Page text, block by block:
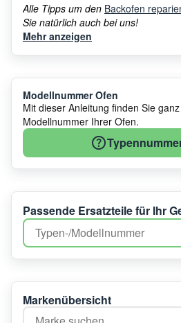
Alle Tipps um den Backofen
Sie natürlich auch bei uns!
Mehr anzeigen
Modellnummer Ofen
Mit dieser Anleitung finden Sie
Modellnummer Ihrer Ofen.
Passende Ersatzteile für Ihr
Markenübersicht
Marke suchen